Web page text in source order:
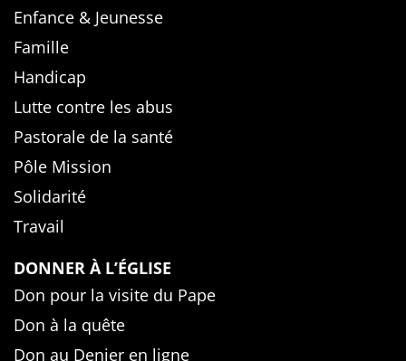
Enfance & Jeunesse
Famille
Handicap
Lutte contre les abus
Pastorale de la santé
Pôle Mission
Solidarité
Travail
DONNER À L’ÉGLISE
Don pour la visite du Pape
Don à la quête
Don au Denier en ligne